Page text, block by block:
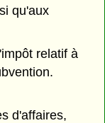
qu'aux
relatif à
d'affaires,